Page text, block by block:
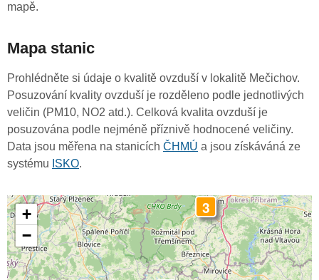
mapě.
Mapa stanic
Prohlédněte si údaje o kvalitě ovzduší v lokalitě Mečichov.
Posuzování kvality ovzduší je rozděleno podle jednotlivých
veličin (PM10, NO2 atd.). Celková kvalita ovzduší je
posuzována podle nejméně příznivě hodnocené veličiny.
Data jsou měřena na stanicích ČHMÚ a jsou získáváná ze
systému ISKO.
3
+
−